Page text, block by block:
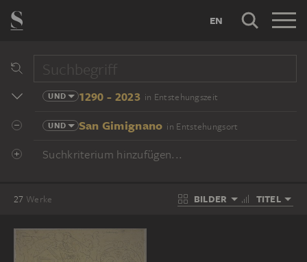
EN
UND 1290 - 2023 in Entstehungszeit
UND San Gimignano in Entstehungsort
Suchkriterium hinzufügen...
27 Werke BILDER TITEL